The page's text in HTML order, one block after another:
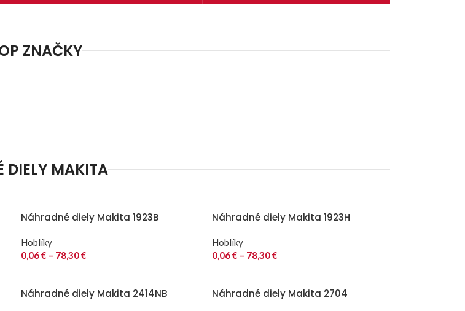
ZNAČKY
DIELY MAKITA
Náhradné diely Makita 1923B
Hoblíky
0,06€ – 78,30€
Náhradné diely Makita 1923H
Hoblíky
0,06€ – 78,30€
Náhradné diely Makita 2414NB Náhradné diely Makita 2704